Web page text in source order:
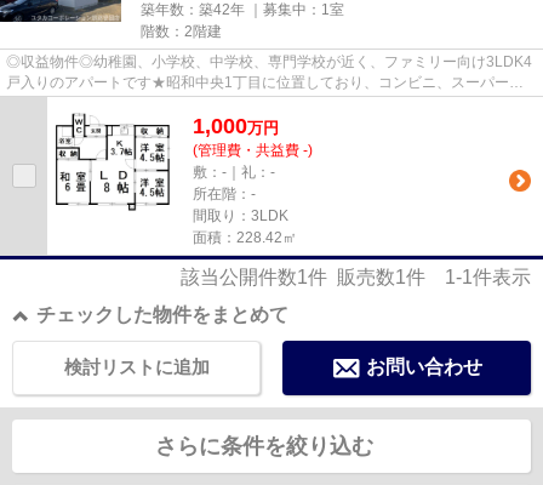
築年数：築42年 ｜募集中： 1室
階数：2階建
◎収益物件◎幼稚園、小学校、中学校、専門学校が近く、ファミリー向け3LDK4
戸入りのアパートです★昭和中央1丁目に位置しており、コンビニ、スーパーも
1,000万円
(管理費・共益費 -)
敷：-｜礼：-
所在階：-
間取り：3LDK
面積：228.42㎡
該当公開件数1件 販売数1件 1-1件表示
チェックした物件をまとめて
お問い合わせ
検討リストに追加
さらに条件を絞り込む